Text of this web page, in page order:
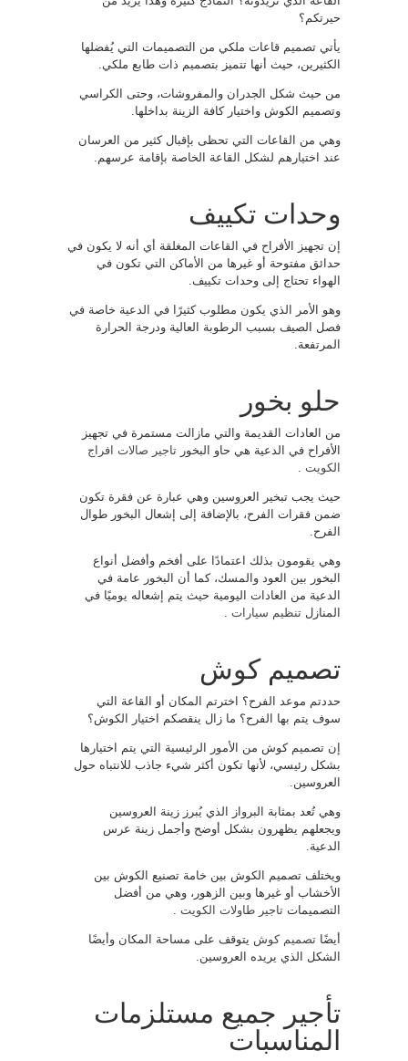
حيرتكم؟
يأتي تصميم قاعات ملكي من التصميمات التي يُفضلها
الكثيرين، حيث أنها تتميز بتصميم ذات طابع ملكي.
من حيث شكل الجدران والمفروشات، وحتى الكراسي
وتصميم الكوش واختيار كافة الزينة بداخلها.
وهي من القاعات التي تحظى بإقبال كثير من العرسان
عند اختيارهم لشكل القاعة الخاصة بإقامة عرسهم.
وحدات تكييف
إن تجهيز الأفراح في القاعات المغلقة أي أنه لا يكون في
حدائق مفتوحة أو غيرها من الأماكن التي تكون في
الهواء تحتاج إلى وحدات تكييف.
وهو الأمر الذي يكون مطلوب كثيرًا في الدعية خاصة في
فصل الصيف بسبب الرطوبة العالية ودرجة الحرارة
المرتفعة.
حلو بخور
من العادات القديمة والتي مازالت مستمرة في تجهيز
الأفراح في الدعية هي حاو البخور تاجير صالات افراج
الكويت
حيث يجب تبخير العروسين وهي عبارة عن فقرة تكون
ضمن فقرات الفرح، بالإضافة إلى إشعال البخور طوال
الفرح.
وهي يقومون بذلك اعتمادًا على أفخم وأفضل أنواع
البخور بين العود والمسك، كما أن البخور عامة في
الدعية من العادات اليومية حيث يتم إشعاله يوميًا في
المنازل تنظيم سيارات
تصميم كوش
حددتم موعد الفرح؟ اخترتم المكان أو القاعة التي
سوف يتم بها الفرح؟ ما زال ينقصكم اختيار الكوش؟
إن تصميم كوش من الأمور الرئيسية التي يتم اختيارها
بشكل رئيسي، لأنها تكون أكثر شيء جاذب للانتباه حول
العروسين.
وهي تُعد بمثابة البرواز الذي يُبرز زينة العروسين
ويجعلهم يظهرون بشكل أوضح وأجمل زينة عرس
الدعية.
ويختلف تصميم الكوش بين خامة تصنيع الكوش بين
الأخشاب أو غيرها وبين الزهور، وهي من أفضل
التصميمات تاجير طاولات الكويت
أيضًا تصميم كوش يتوقف على مساحة المكان وأيضًا
الشكل الذي يريده العروسين.
تأجير جميع مستلزمات
المناسبات